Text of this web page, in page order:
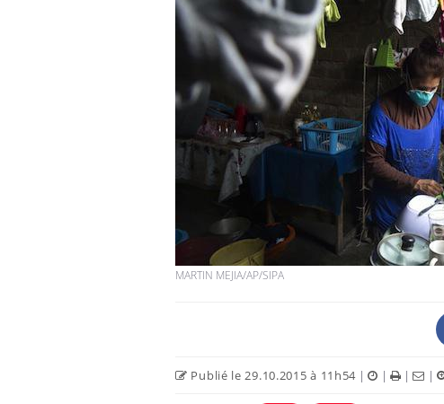
MARTIN MEJIA/AP/SIPA
Publié le 29.10.2015 à 11h54 | | | |